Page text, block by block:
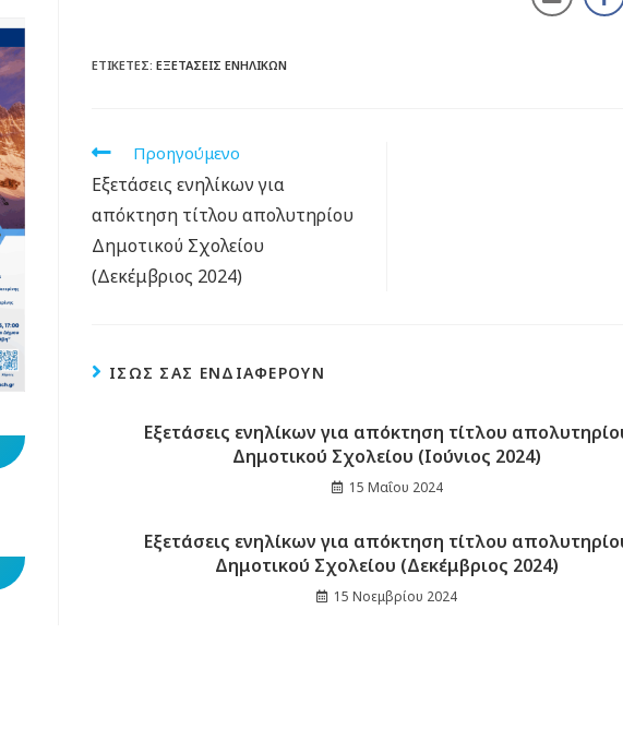
ΕΤΙΚΈΤΕΣ: ΕΞΕΤΆΣΕΙΣ ΕΝΗΛΊΚΩΝ
Προηγούμενο
Eξετάσεις ενηλίκων για
απόκτηση τίτλου απολυτηρίου
Δημοτικού Σχολείου
(Δεκέμβριος 2024)
ΊΣΩΣ ΣΑΣ ΕΝΔΙΑΦΈΡΟΥΝ
Eξετάσεις ενηλίκων για απόκτηση τίτλου
Δημοτικού Σχολείου (Ιούνιος 2024)
15 Μαΐου 2024
Eξετάσεις ενηλίκων για απόκτηση τίτλου
Δημοτικού Σχολείου (Δεκέμβριος 2024)
15 Νοεμβρίου 2024